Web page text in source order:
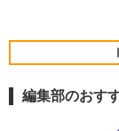
編集部のおす